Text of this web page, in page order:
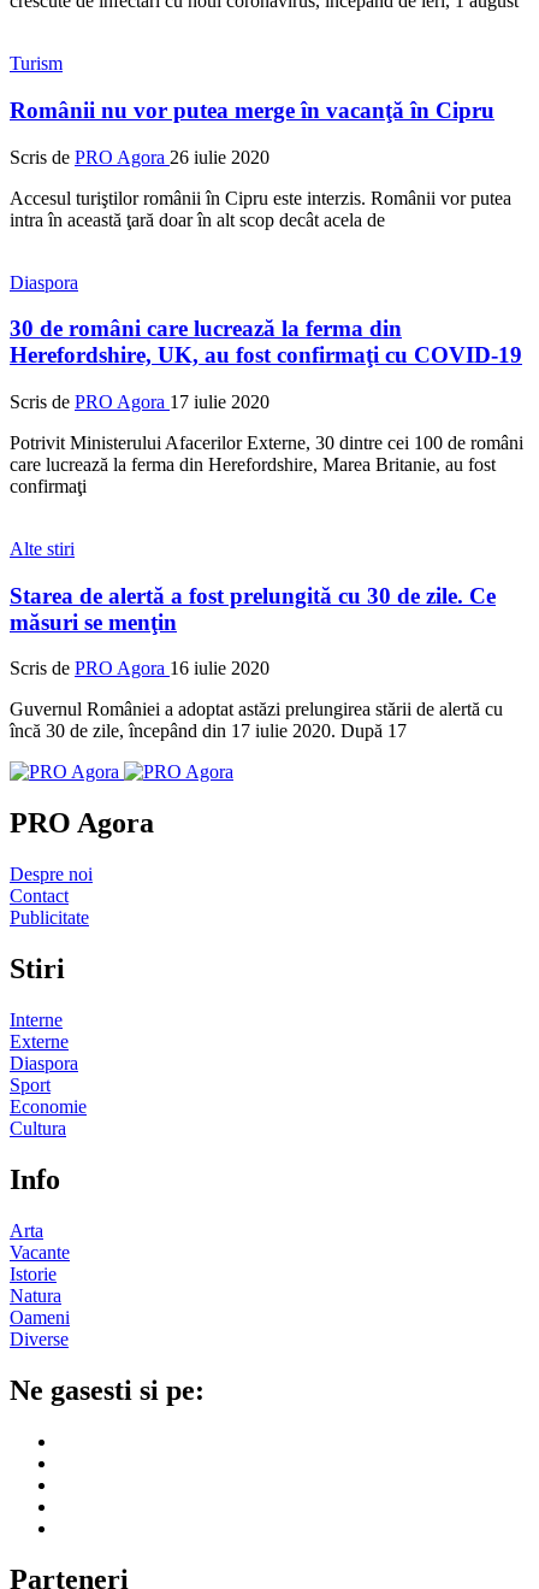
Turism
Românii nu vor putea merge în vacanţă în Cipru
Scris de PRO Agora 26 iulie 2020
Accesul turiştilor românii în Cipru este interzis. Românii vor putea
intra în această ţară doar în alt scop decât acela de
Diaspora
30 de români care lucrează la ferma din
Herefordshire, UK, au fost confirmaţi cu COVID-19
Scris de PRO Agora 17 iulie 2020
Potrivit Ministerului Afacerilor Externe, 30 dintre cei 100 de români
care lucrează la ferma din Herefordshire, Marea Britanie, au fost
confirmaţi
Alte stiri
Starea de alertă a fost prelungită cu 30 de zile. Ce
măsuri se menţin
Scris de PRO Agora 16 iulie 2020
Guvernul României a adoptat astăzi prelungirea stării de alertă cu
încă 30 de zile, începând din 17 iulie 2020. După 17
PRO Agora
Despre noi
Contact
Publicitate
Stiri
Interne
Externe
Diaspora
Sport
Economie
Cultura
Info
Arta
Vacante
Istorie
Natura
Oameni
Diverse
Ne gasesti si pe:
Parteneri